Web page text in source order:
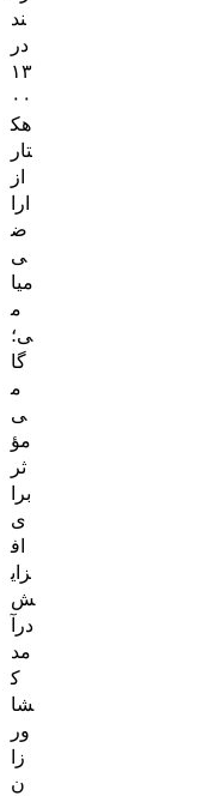
ند
در
۱۳
۰۰
هک
تار
از
ارا
ض
ی
میا
م
ی؛
گا
م
ی
مؤ
ثر
برا
ی
اف
زای
ش
درآ
مد
ک
شا
ور
زا
ن